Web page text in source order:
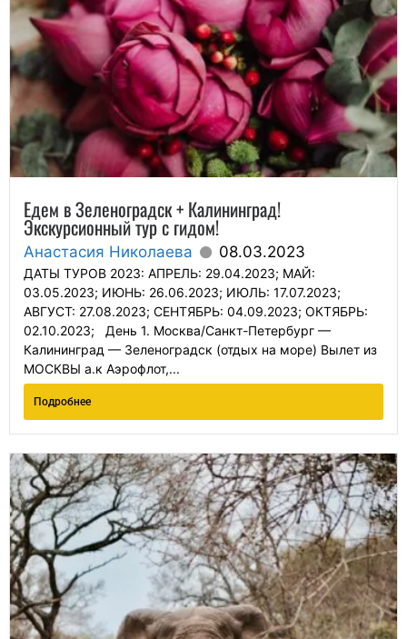
Едем в Зеленоградск + Калининград!
Экскурсионный тур с гидом!
Анастасия Николаева 08.03.2023
ДАТЫ ТУРОВ 2023: АПРЕЛЬ: 29.04.2023; МАЙ:
03.05.2023; ИЮНЬ: 26.06.2023; ИЮЛЬ: 17.07.2023;
АВГУСТ: 27.08.2023; СЕНТЯБРЬ: 04.09.2023; ОКТЯБРЬ:
02.10.2023; День 1. Москва/Санкт-Петербург —
Калининград — Зеленоградск (отдых на море) Вылет из
МОСКВЫ а.к Аэрофлот,...
Подробнее